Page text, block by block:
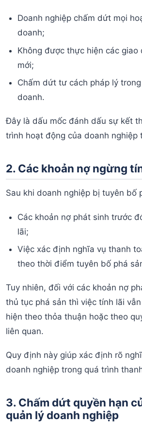
Doanh nghiệp chấm dứt mọi
doanh;
Không được thực hiện các giao
mới;
Chấm dứt tư cách pháp lý
doanh.
Đây là dấu mốc đánh dấu sự kết
trình hoạt động của doanh nghiệp
2. Các khoản nợ ngừng
Sau khi doanh nghiệp bị tuyên bố
Các khoản nợ phát sinh trước
lãi;
Việc xác định nghĩa vụ thanh
theo thời điểm tuyên bố phá
Tuy nhiên, đối với các khoản nợ
thủ tục phá sản thì việc tính lãi
hiện theo thỏa thuận hoặc theo
liên quan.
Quy định này giúp xác định rõ
doanh nghiệp trong quá trình
3. Chấm dứt quyền hạn
quản lý doanh nghiệp